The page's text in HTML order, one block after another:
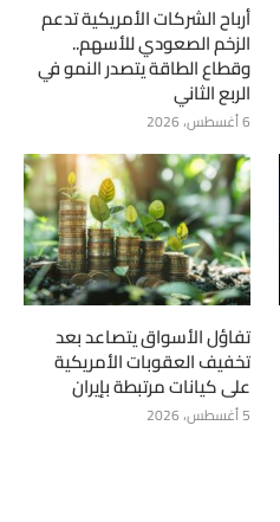
أرباح الشركات الأمريكية تدعم
الزخم الصعودي للأسهم..
وقطاع الطاقة يتصدر النمو في
الربع الثاني
6 أغسطس، 2026
تفاؤل الأسواق يتصاعد بعد
تخفيف العقوبات الأمريكية
على كيانات مرتبطة بإيران
5 أغسطس، 2026